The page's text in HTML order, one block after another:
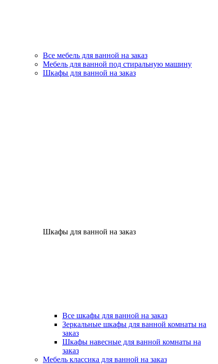
Все мебель для ванной на заказ
Мебель для ванной под стиральную машину
Шкафы для ванной на заказ
Шкафы для ванной на заказ
Все шкафы для ванной на заказ
Зеркальные шкафы для ванной комнаты на
заказ
Шкафы навесные для ванной комнаты на
заказ
Мебель классика для ванной на заказ